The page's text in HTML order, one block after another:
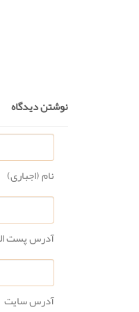
نوشتن دیدگاه
نام (اجباری)
آدرس پست
آدرس سایت